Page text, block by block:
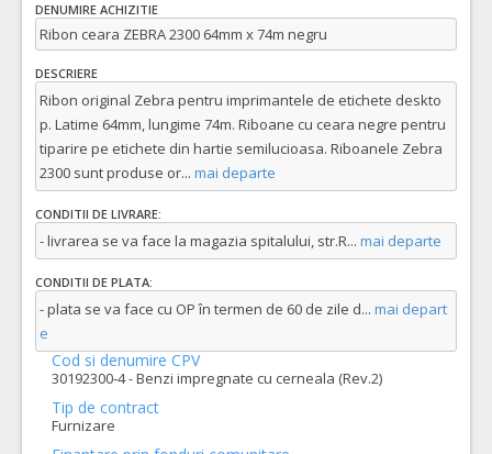
DENUMIRE ACHIZITIE
Ribon ceara ZEBRA 2300 64mm x 74m negru
DESCRIERE
Ribon original Zebra pentru imprimantele de etichete deskto
p. Latime 64mm, lungime 74m. Riboane cu ceara negre pentru
tiparire pe etichete din hartie semilucioasa. Riboanele Zebra
2300 sunt produse or... mai departe
CONDITII DE LIVRARE:
- livrarea se va face la magazia spitalului, str.R... mai departe
CONDITII DE PLATA:
- plata se va face cu OP în termen de 60 de zile d... mai depart
e
Cod si denumire CPV
30192300-4 - Benzi impregnate cu cerneala (Rev.2)
Tip de contract
Furnizare